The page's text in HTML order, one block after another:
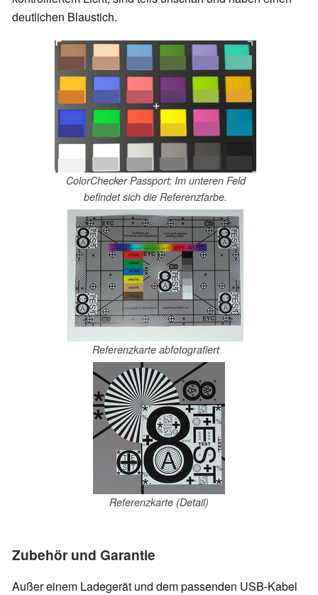
deutlichen Blaustich.
ColorChecker Passport: Im unteren Feld
befindet sich die Referenzfarbe.
Referenzkarte abfotografiert
Referenzkarte (Detail)
Zubehör und Garantie
Außer einem Ladegerät und dem passenden USB-Kabel